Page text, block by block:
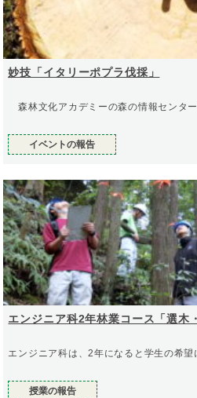
妙技「イタリーポプラ伐採」
森林文化アカデミーの森の情報センタ
イベントの報告
エンジニア科2年林業コース「選木
エンジニア科は、2年になると学生の希
授業の報告